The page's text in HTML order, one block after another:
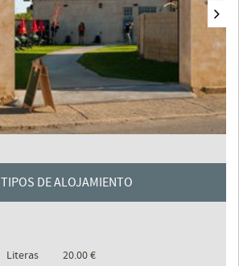
TIPOS DE ALOJAMIENTO
Literas 20.00 €